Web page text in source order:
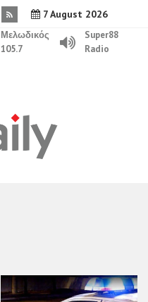
7 August 2026
Μελωδικός
105.7
Super88
Radio